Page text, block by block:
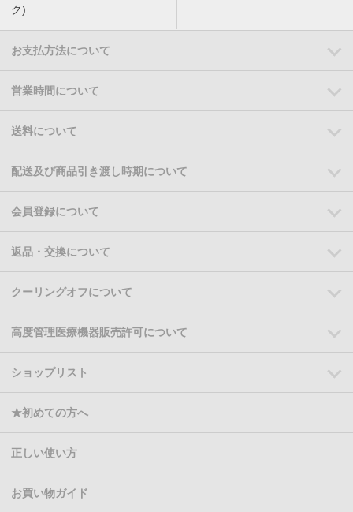
ク)
お支払方法について
営業時間について
送料について
配送及び商品引き渡し時期について
会員登録について
返品・交換について
クーリングオフについて
高度管理医療機器販売許可について
ショップリスト
★初めての方へ
正しい使い方
お買い物ガイド